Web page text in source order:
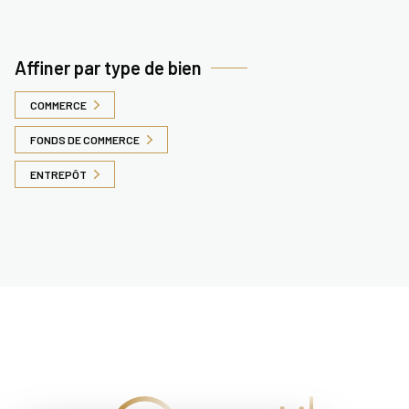
Affiner par type de bien
COMMERCE
FONDS DE COMMERCE
ENTREPÔT